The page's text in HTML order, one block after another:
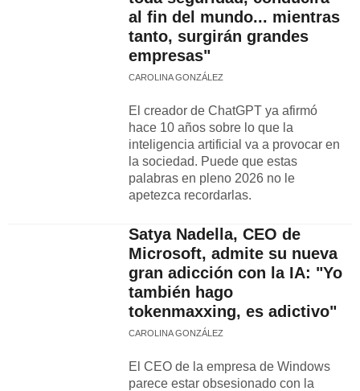
al fin del mundo... mientras
tanto, surgirán grandes
empresas"
CAROLINA GONZÁLEZ
El creador de ChatGPT ya afirmó
hace 10 años sobre lo que la
inteligencia artificial va a provocar en
la sociedad. Puede que estas
palabras en pleno 2026 no le
apetezca recordarlas.
Satya Nadella, CEO de
Microsoft, admite su nueva
gran adicción con la IA: "Yo
también hago
tokenmaxxing, es adictivo"
CAROLINA GONZÁLEZ
El CEO de la empresa de Windows
parece estar obsesionado con la